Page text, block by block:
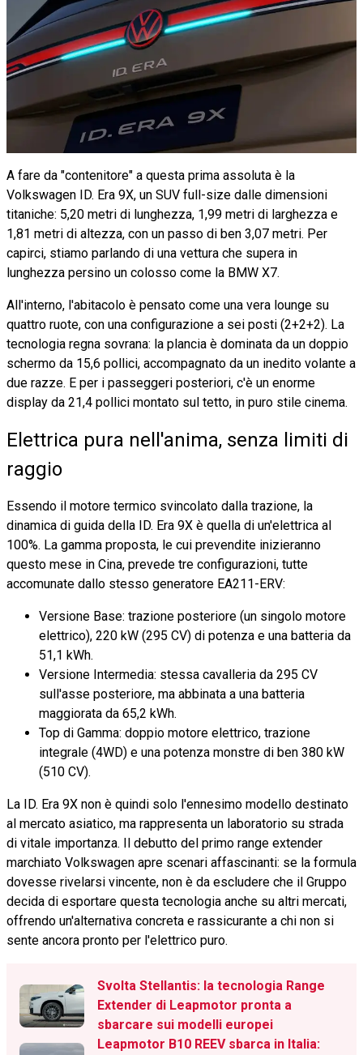
A fare da "contenitore" a questa prima assoluta è la
Volkswagen ID. Era 9X, un SUV full-size dalle dimensioni
titaniche: 5,20 metri di lunghezza, 1,99 metri di larghezza e
1,81 metri di altezza, con un passo di ben 3,07 metri. Per
capirci, stiamo parlando di una vettura che supera in
lunghezza persino un colosso come la BMW X7.
All'interno, l'abitacolo è pensato come una vera lounge su
quattro ruote, con una configurazione a sei posti (2+2+2). La
tecnologia regna sovrana: la plancia è dominata da un doppio
schermo da 15,6 pollici, accompagnato da un inedito volante a
due razze. E per i passeggeri posteriori, c'è un enorme
display da 21,4 pollici montato sul tetto, in puro stile cinema.
Elettrica pura nell'anima, senza limiti di
raggio
Essendo il motore termico svincolato dalla trazione, la
dinamica di guida della ID. Era 9X è quella di un'elettrica al
100%. La gamma proposta, le cui prevendite inizieranno
questo mese in Cina, prevede tre configurazioni, tutte
accomunate dallo stesso generatore EA211-ERV:
Versione Base: trazione posteriore (un singolo motore
elettrico), 220 kW (295 CV) di potenza e una batteria da
51,1 kWh.
Versione Intermedia: stessa cavalleria da 295 CV
sull'asse posteriore, ma abbinata a una batteria
maggiorata da 65,2 kWh.
Top di Gamma: doppio motore elettrico, trazione
integrale (4WD) e una potenza monstre di ben 380 kW
(510 CV).
La ID. Era 9X non è quindi solo l'ennesimo modello destinato
al mercato asiatico, ma rappresenta un laboratorio su strada
di vitale importanza. Il debutto del primo range extender
marchiato Volkswagen apre scenari affascinanti: se la formula
dovesse rivelarsi vincente, non è da escludere che il Gruppo
decida di esportare questa tecnologia anche su altri mercati,
offrendo un'alternativa concreta e rassicurante a chi non si
sente ancora pronto per l'elettrico puro.
Svolta Stellantis: la tecnologia Range
Extender di Leapmotor pronta a
sbarcare sui modelli europei
Leapmotor B10 REEV sbarca in Italia: